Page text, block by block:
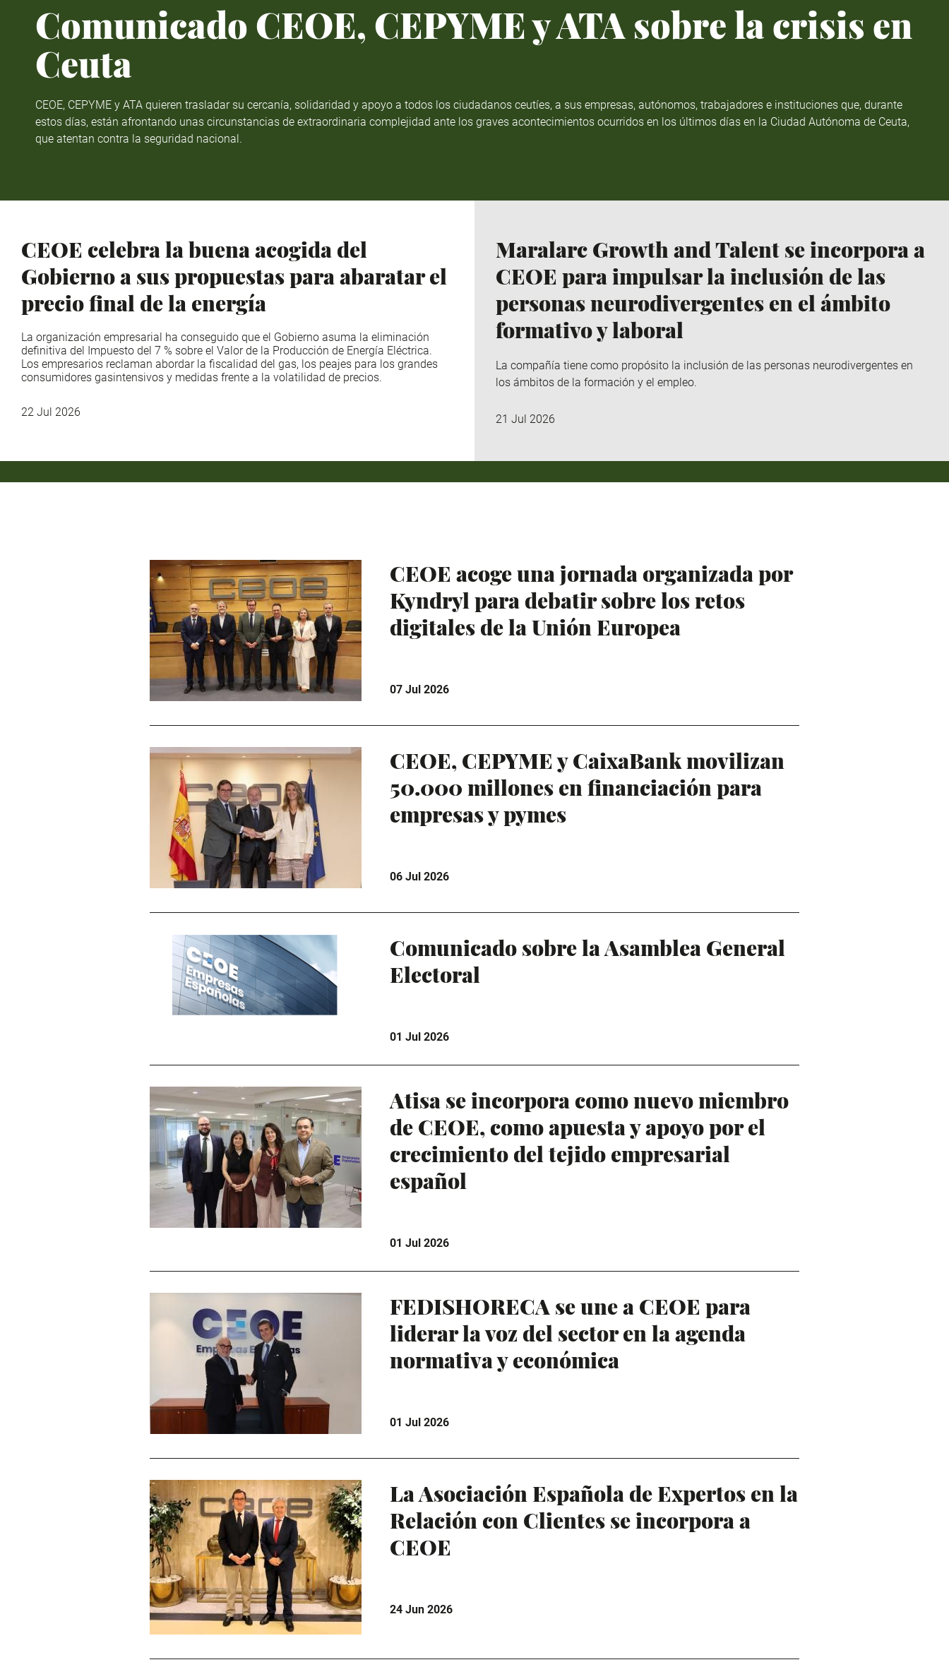
Comunicado CEOE, CEPYME y ATA sobre la crisis en
Ceuta
CEOE, CEPYME y ATA quieren trasladar su cercanía, solidaridad y apoyo a todos los ciudadanos ceutíes, a sus empresas, autónomos, trabajadores e instituciones que, durante
estos días, están afrontando unas circunstancias de extraordinaria complejidad ante los graves acontecimientos ocurridos en los últimos días en la Ciudad Autónoma de Ceuta,
que atentan contra la seguridad nacional.
CEOE celebra la buena acogida del
Gobierno a sus propuestas para abaratar el
precio final de la energía
La organización empresarial ha conseguido que el Gobierno asuma la eliminación
definitiva del Impuesto del 7 % sobre el Valor de la Producción de Energía Eléctrica.
Los empresarios reclaman abordar la fiscalidad del gas, los peajes para los grandes
consumidores gasintensivos y medidas frente a la volatilidad de precios.
22 Jul 2026
Maralarc Growth and Talent se incorpora a
CEOE para impulsar la inclusión de las
personas neurodivergentes en el ámbito
formativo y laboral
La compañía tiene como propósito la inclusión de las personas neurodivergentes en
los ámbitos de la formación y el empleo.
21 Jul 2026
CEOE acoge una jornada organizada por
Kyndryl para debatir sobre los retos
digitales de la Unión Europea
07 Jul 2026
CEOE, CEPYME y CaixaBank movilizan
50.000 millones en financiación para
empresas y pymes
06 Jul 2026
Comunicado sobre la Asamblea General
Electoral
01 Jul 2026
Atisa se incorpora como nuevo miembro
de CEOE, como apuesta y apoyo por el
crecimiento del tejido empresarial
español
01 Jul 2026
FEDISHORECA se une a CEOE para
liderar la voz del sector en la agenda
normativa y económica
01 Jul 2026
La Asociación Española de Expertos en la
Relación con Clientes se incorpora a
CEOE
24 Jun 2026